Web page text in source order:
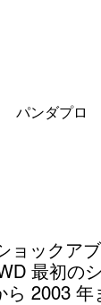
パンダプロ
ョックア
最初の
ら 2003 年